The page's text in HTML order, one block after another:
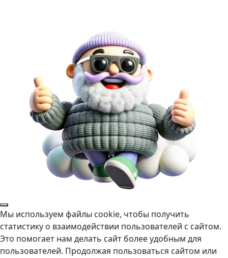
Мы используем файлы cookie, чтобы получить
статистику о взаимодействии пользователей с сайтом.
Это помогает нам делать сайт более удобным для
пользователей. Продолжая пользоваться сайтом или